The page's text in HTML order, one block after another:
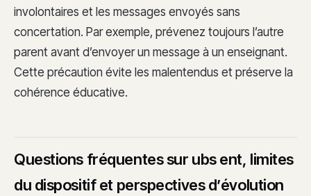
involontaires et les messages envoyés sans
concertation. Par exemple, prévenez toujours l’autre
parent avant d’envoyer un message à un enseignant.
Cette précaution évite les malentendus et préserve la
cohérence éducative.
Questions fréquentes sur ubs ent, limites
du dispositif et perspectives d’évolution